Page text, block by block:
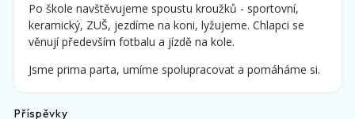
Po škole navštěvujeme spoustu kroužků - sportovní,
keramický, ZUŠ, jezdíme na koni, lyžujeme. Chlapci se
věnují především fotbalu a jízdě na kole.
Jsme prima parta, umíme spolupracovat a pomáháme si.
Příspěvky